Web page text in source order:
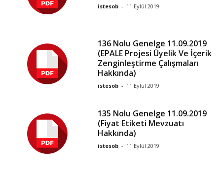
istesob - 11 Eylül 2019
136 Nolu Genelge 11.09.2019
(EPALE Projesi Üyelik Ve İçerik
Zenginleştirme Çalışmaları
Hakkında)
istesob - 11 Eylül 2019
135 Nolu Genelge 11.09.2019
(Fiyat Etiketi Mevzuatı
Hakkında)
istesob - 11 Eylül 2019